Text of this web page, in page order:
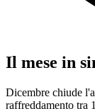
Il mese in
Dicembre chiude
raffreddamento tra